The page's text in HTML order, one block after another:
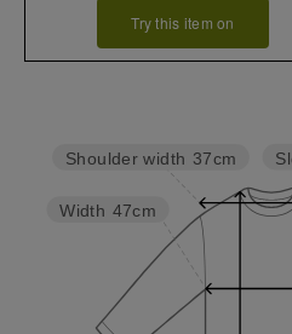
Try this item on
Width 47cm
Shoulder width 37cm